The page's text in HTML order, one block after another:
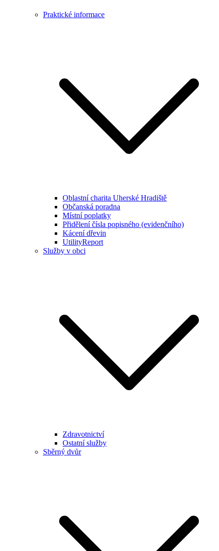
Praktické informace
Oblastní charita Uherské Hradiště
Občanská poradna
Místní poplatky
Přidělení čísla popisného (evidenčního)
Kácení dřevin
UtilityReport
Služby v obci
Zdravotnictví
Ostatní služby
Sběrný dvůr